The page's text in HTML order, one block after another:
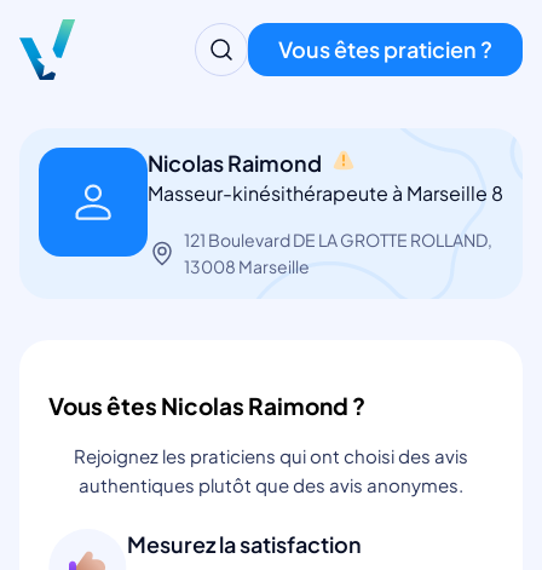
Vous êtes praticien ?
Nicolas Raimond
Masseur-kinésithérapeute à Marseille 8
121 Boulevard DE LA GROTTE ROLLAND,
13008 Marseille
Vous êtes Nicolas Raimond ?
Rejoignez les praticiens qui ont choisi des avis
authentiques plutôt que des avis anonymes.
Mesurez la satisfaction